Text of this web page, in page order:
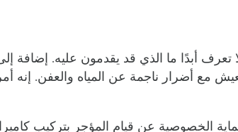
أبدًا ما الذي قد يقدمون عليه. إضافة
مع أضرار ناجمة عن المياه والعفن. إنه أمر
الخصوصية عن قيام المؤجر بتركيب